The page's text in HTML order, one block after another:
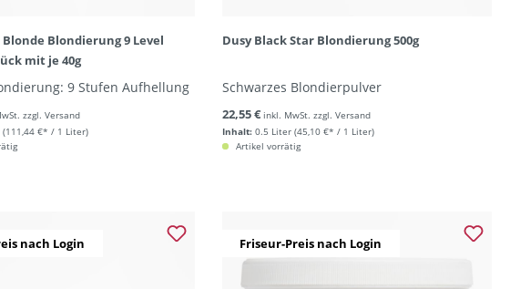
Blonde Blondierung 9 Level
mit je 40g
9 Stufen Aufhellung
(111,44 €* / 1 Liter)
zzgl. Versand
Dusy Black Star Blondierung 500g
Schwarzes Blondierpulver
Inhalt: 0.5 Liter (45,10 €* / 1 Liter)
22,55 € inkl. MwSt. zzgl. Versand
Artikel vorrätig
nach Login Friseur-Preis nach Login